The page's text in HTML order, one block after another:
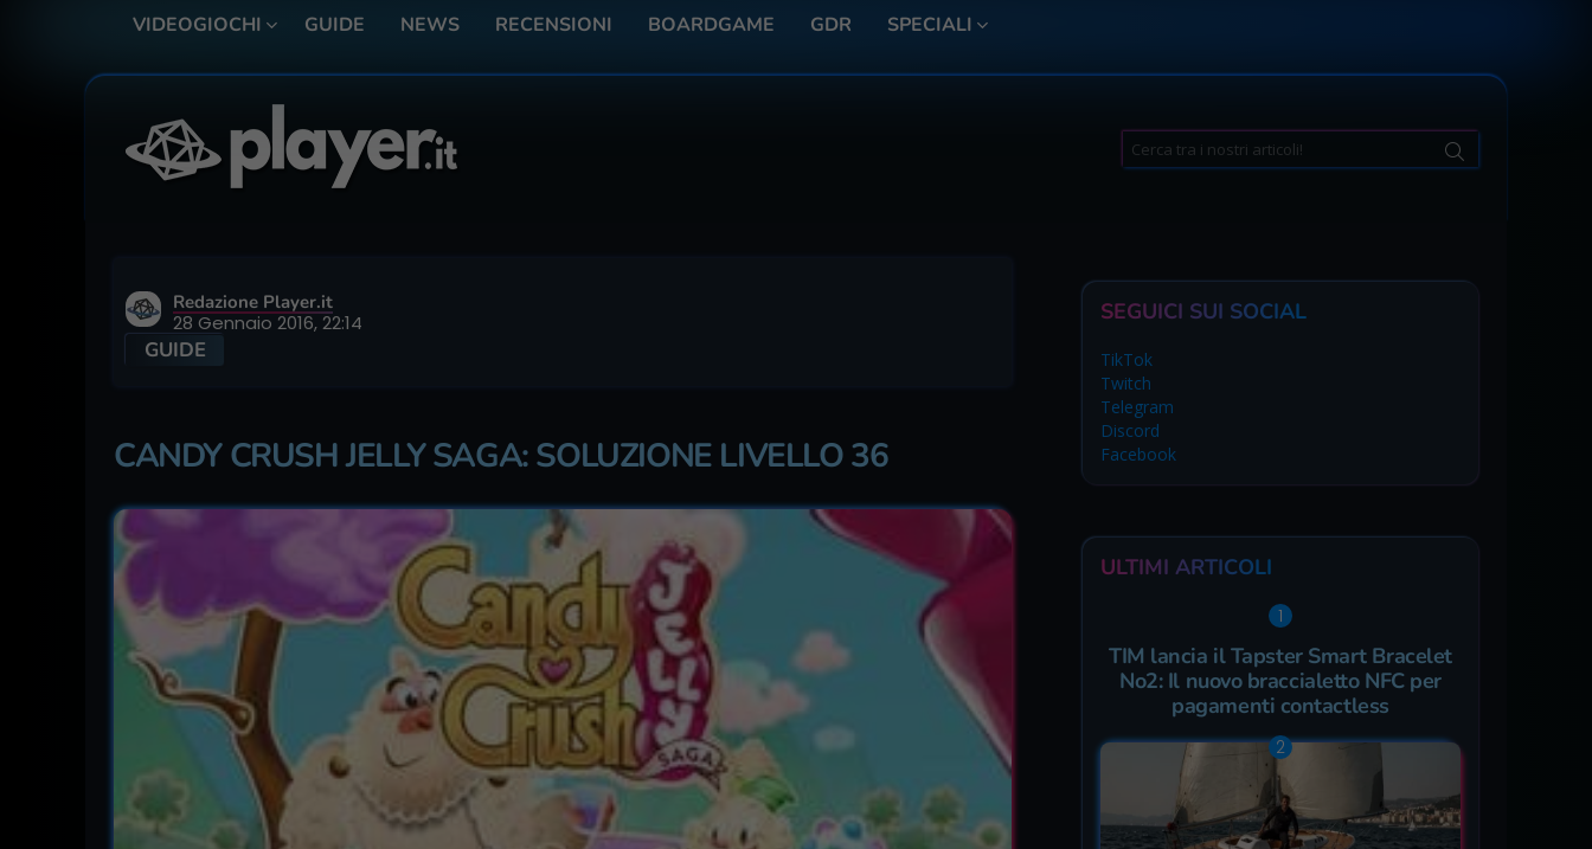
VIDEOGIOCHI GUIDE NEWS RECENSIONI BOARDGAME GDR SPECIALI
Search
for:
Redazione Player.it
28 Gennaio 2016, 22:14
GUIDE
CANDY CRUSH JELLY SAGA: SOLUZIONE LIVELLO 36
SEGUICI SUI SOCIAL
TikTok
Twitch
Telegram
Discord
Facebook
ULTIMI ARTICOLI
TIM lancia il Tapster Smart Bracelet
No2: Il nuovo braccialetto NFC per
pagamenti contactless